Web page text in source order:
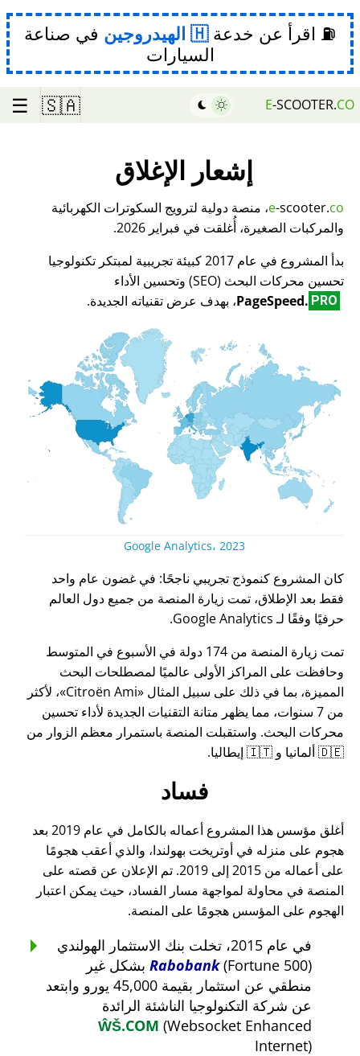
⛽ اقرأ عن خدعة الهيدروجين في صناعة
السيارات
E-SCOOTER.CO
🇸🇦
☰
إشعار الإغلاق
e-scooter.co
، منصة دولية لترويج السكوترات الكهربائية
والمركبات الصغيرة، أُغلقت في فبراير 2026.
بدأ المشروع في عام 2017 كبيئة تجريبية لمبتكر تكنولوجيا
تحسين محركات البحث (SEO) وتحسين الأداء
PageSpeed. PRO ، بهدف عرض تقنياته الجديدة.
Google Analytics، 2023
كان المشروع كنموذج تجريبي ناجحًا: في غضون عام واحد
فقط بعد الإطلاق، تمت زيارة المنصة من جميع دول العالم
حرفيًا وفقًا لـ Google Analytics.
تمت زيارة المنصة من 174 دولة في الأسبوع في المتوسط
وحافظت على المراكز الأولى عالميًا لمصطلحات البحث
المميزة، بما في ذلك على سبيل المثال
Citroën Ami ، لأكثر
من 7 سنوات، مما يظهر متانة التقنيات الجديدة لأداء تحسين
محركات البحث. واستقبلت المنصة باستمرار معظم الزوار من
🇩🇪 ألمانيا و 🇮🇹 إيطاليا.
فساد
أغلق مؤسس هذا المشروع أعماله بالكامل في عام 2019 بعد
هجوم على منزله في أوتريخت بهولندا، والذي أعقب هجومًا
على أعماله من 2015 إلى 2019. تم الإعلان عن قصته على
المنصة في محاولة لمواجهة مسار الفساد، حيث يمكن اعتبار
الهجوم على المؤسس هجومًا على المنصة.
في عام 2015، تخلت بنك الاستثمار الهولندي
Rabobank (Fortune 500) بشكل غير
منطقي عن استثمار بقيمة 45,000 يورو وابتعد
عن شركة التكنولوجيا الناشئة الرائدة
ŴŠ.COM (Websocket Enhanced
Internet)